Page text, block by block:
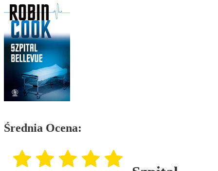
Średnia Ocena: